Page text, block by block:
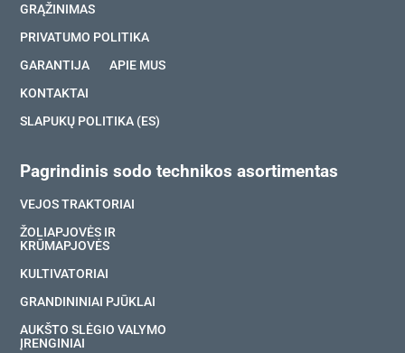
GRĄŽINIMAS
PRIVATUMO POLITIKA
GARANTIJA
APIE MUS
KONTAKTAI
SLAPUKŲ POLITIKA (ES)
Pagrindinis sodo technikos asortimentas
VEJOS TRAKTORIAI
ŽOLIAPJOVĖS IR
KRŪMAPJOVĖS
KULTIVATORIAI
GRANDININIAI PJŪKLAI
AUKŠTO SLĖGIO VALYMO
ĮRENGINIAI